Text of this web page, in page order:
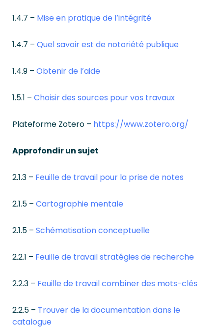
1.4.7 – Mise en pratique de l’intégrité
1.4.7 – Quel savoir est de notoriété publique
1.4.9 – Obtenir de l’aide
1.5.1 – Choisir des sources pour vos travaux
Plateforme Zotero – https://www.zotero.org/
Approfondir un sujet
2.1.3 – Feuille de travail pour la prise de notes
2.1.5 – Cartographie mentale
2.1.5 – Schématisation conceptuelle
2.2.1 – Feuille de travail stratégies de recherche
2.2.3 – Feuille de travail combiner des mots-clés
2.2.5 – Trouver de la documentation dans le
catalogue